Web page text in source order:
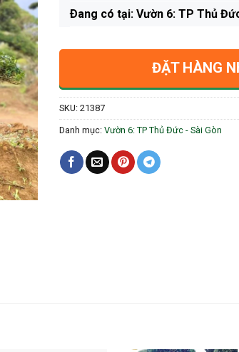
Ðang có tại: Vườn 6: TP Thủ
ĐẶT HÀNG
SKU: 21387
Danh mục: Vườn 6: TP Thủ Đức - Sài Gòn